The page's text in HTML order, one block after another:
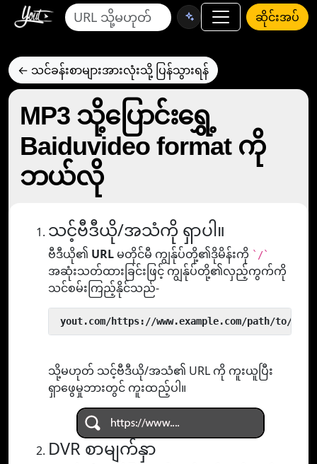
ဆိုင်းအပ်
← သင်ခန်းစာများအားလုံးသို့ ပြန်သွားရန်
MP3 သို့ပြောင်းရွှေ့
Baiduvideo format ကို
ဘယ်လို
သင့်ဗီဒီယို/အသံကို ရှာပါ။
ဗီဒီယို၏ URL မတိုင်မီ ကျွန်ုပ်တို့၏ဒိုမိန်းကို `/`
အဆုံးသတ်ထားခြင်းဖြင့် ကျွန်ုပ်တို့၏လှည့်ကွက်ကို
သင်စမ်းကြည့်နိုင်သည်-
yout.com/https://www.example.com/path/to/
သို့မဟုတ် သင့်ဗီဒီယို/အသံ၏ URL ကို ကူးယူပြီး
ရှာဖွေမှုဘားတွင် ကူးထည့်ပါ။
DVR စာမျက်နှာ